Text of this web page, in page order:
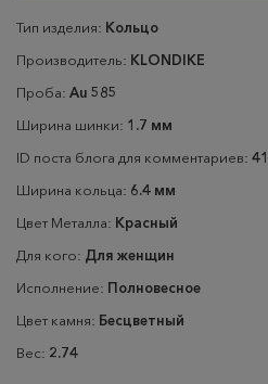
Тип изделия: Кольцо
Производитель: KLONDIKE
Проба: Au 585
Ширина шинки: 1.7 мм
ID поста блога для комментариев:
Ширина кольца: 6.4 мм
Цвет Металла: Красный
Для кого: Для женщин
Исполнение: Полновесное
Цвет камня: Бесцветный
Вес: 2.74